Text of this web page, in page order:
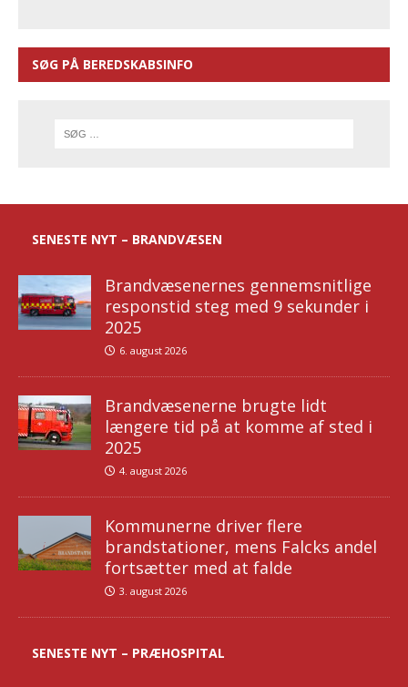
SØG PÅ BEREDSKABSINFO
SENESTE NYT – BRANDVÆSEN
Brandvæsenernes gennemsnitlige
responstid steg med 9 sekunder i
2025
6. august 2026
Brandvæsenerne brugte lidt
længere tid på at komme af sted i
2025
4. august 2026
Kommunerne driver flere
brandstationer, mens Falcks andel
fortsætter med at falde
3. august 2026
SENESTE NYT – PRÆHOSPITAL